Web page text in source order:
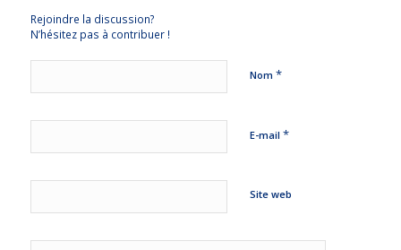
Rejoindre la discussion?
N’hésitez pas à contribuer !
Nom *
E-mail *
Site web